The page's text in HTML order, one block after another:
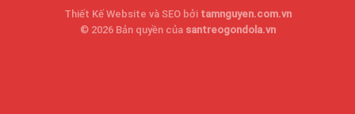
Thiết Kế Website và SEO bởi tamnguyen.com.vn
© 2026 Bản quyền của santreogondola.vn